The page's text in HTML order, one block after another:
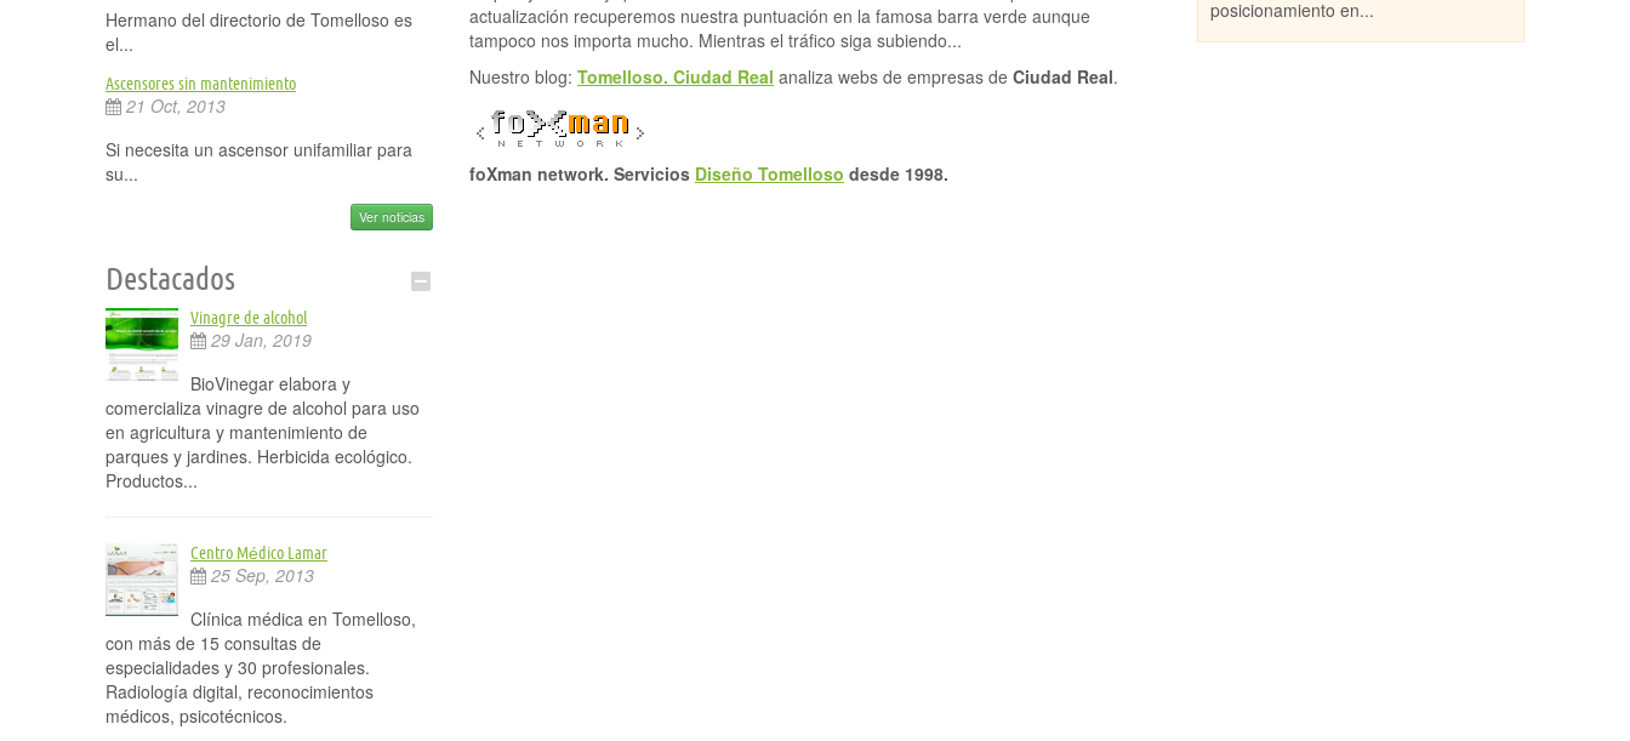
Hermano del directorio de Tomelloso es
el...
Ascensores sin mantenimiento
21 Oct, 2013
Si necesita un ascensor unifamiliar para
su...
Ver noticias
Destacados
Vinagre de alcohol
29 Jan, 2019
BioVinegar elabora y
comercializa vinagre de alcohol para uso
en agricultura y mantenimiento de
parques y jardines. Herbicida ecológico.
Productos...
Centro Médico Lamar
25 Sep, 2013
Clínica médica en Tomelloso,
con más de 15 consultas de
especialidades y 30 profesionales.
Radiología digital, reconocimientos
médicos, psicotécnicos.
actualización recuperemos nuestra puntuación en la famosa barra verde aunque
tampoco nos importa mucho. Mientras el tráfico siga subiendo...
Nuestro blog: Tomelloso. Ciudad Real analiza webs de empresas de Ciudad Real.
foXman network. Servicios Diseño Tomelloso desde 1998.
posicionamiento en...